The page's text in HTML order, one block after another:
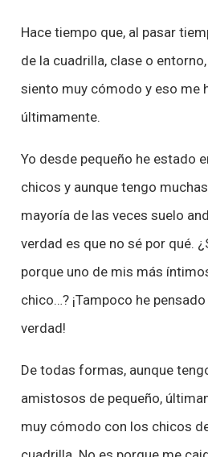
Hace tiempo que, al pasar
de la cuadrilla, clase o
siento muy cómodo y eso me
últimamente.
Yo desde pequeño he estado
chicos y aunque tengo
mayoría de las veces suelo
verdad es que no sé por qué.
porque uno de mis más
chico…? ¡Tampoco he
verdad!
De todas formas, aunque
amistosos de pequeño,
muy cómodo con los chicos